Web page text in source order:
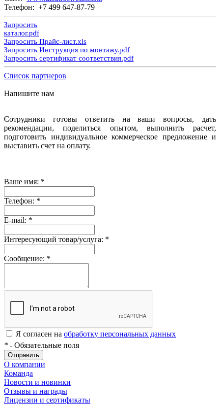
Телефон: +7 499 647-87-79
Запросить
каталог.pdf
Запросить Прайс-лист.xls
Запросить Инструкция по монтажу.pdf
Запросить сертификат соответствия.pdf
Список партнеров
Напишите нам
Сотрудники готовы ответить на ваши вопросы, дать
рекомендации, поделиться опытом, выполнить расчет,
подготовить индивидуальное коммерческое предложение и
выставить счет на оплату.
Ваше имя: *
Телефон: *
E-mail: *
Интересующий товар/услуга: *
Сообщение: *
Я согласен на обработку персональных данных
* - Обязательные поля
Отправить
О компании
Команда
Новости и новинки
Отзывы и награды
Лицензии и сертификаты